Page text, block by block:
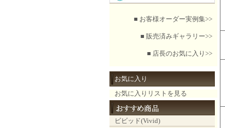
■ お客様オーダー実例集>>
■ 販売済みギャラリー>>
■ 店長のお気に入り>>
お気に入り
お気に入りリストを見る
ビビッド(Vivid)